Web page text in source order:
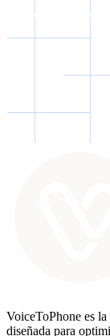
VoiceToPhone es
diseñada para